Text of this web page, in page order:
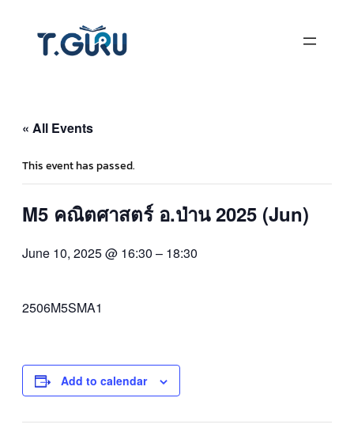
« All Events
This event has passed.
M5 คณิตศาสตร์ อ.ป่าน 2025 (Jun)
June 10, 2025 @ 16:30 – 18:30
2506M5SMA1
Add to calendar